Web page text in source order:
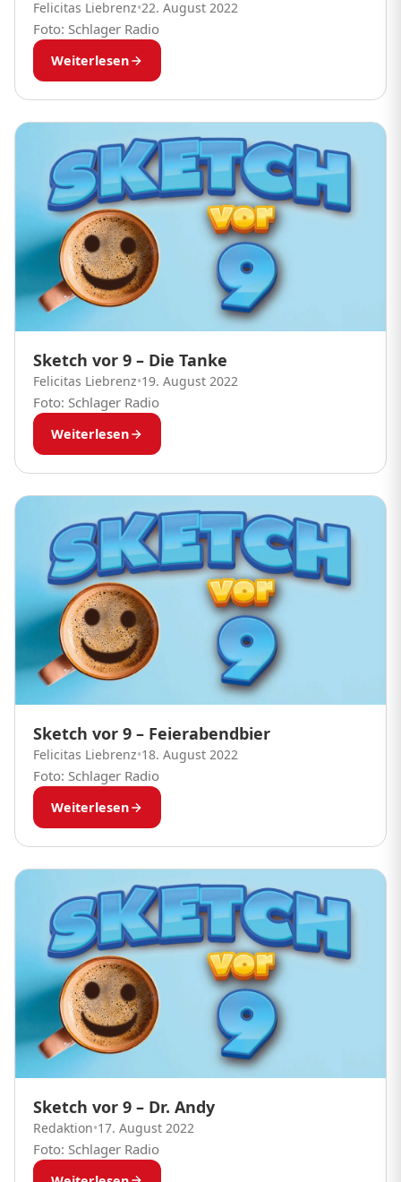
Felicitas Liebrenz•22. August 2022
Foto: Schlager Radio
Weiterlesen
Sketch vor 9 – Die Tanke
Felicitas Liebrenz•19. August 2022
Foto: Schlager Radio
Weiterlesen
Sketch vor 9 – Feierabendbier
Felicitas Liebrenz•18. August 2022
Foto: Schlager Radio
Weiterlesen
Sketch vor 9 – Dr. Andy
Redaktion•17. August 2022
Foto: Schlager Radio